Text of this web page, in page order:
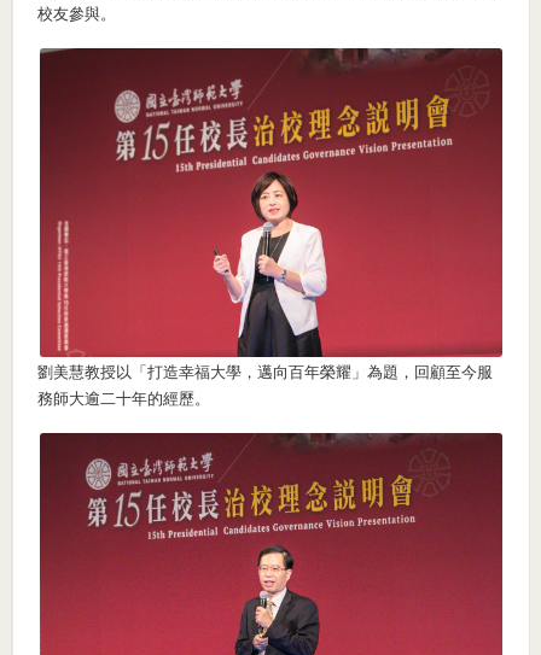
校友參與。
劉美慧教授以「打造幸福大學，邁向百年榮耀」為題，回顧至今服
務師大逾二十年的經歷。